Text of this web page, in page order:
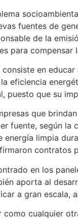
fuentes de
de la
para compensar
en
eficiencia
puesto que su
que
fuente, según la
limpia
contratos
en los
aporta al
a gran escala,
como cualquier